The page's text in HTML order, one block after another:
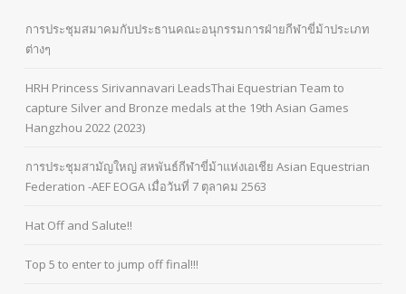
การประชุมสมาคมกับประธานคณะอนุกรรมการฝ่ายกีฬาขี่ม้าประเภท
ต่างๆ
HRH Princess Sirivannavari LeadsThai Equestrian Team to
capture Silver and Bronze medals at the 19th Asian Games
Hangzhou 2022 (2023)
การประชุมสามัญใหญ่ สหพันธ์กีฬาขี่ม้าแห่งเอเชีย Asian Equestrian
Federation -AEF EOGA เมื่อวันที่ 7 ตุลาคม 2563
Hat Off and Salute!!
Top 5 to enter to jump off final!!!